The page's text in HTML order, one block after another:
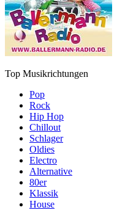
Top Musikrichtungen
Pop
Rock
Hip Hop
Chillout
Schlager
Oldies
Electro
Alternative
80er
Klassik
House